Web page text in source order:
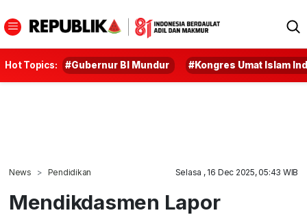
Hot Topics: #Gubernur BI Mundur #Kongres Umat Islam
News Pendidikan Selasa , 16 Dec 2025, 05:43 WIB
Mendikdasmen Lapor